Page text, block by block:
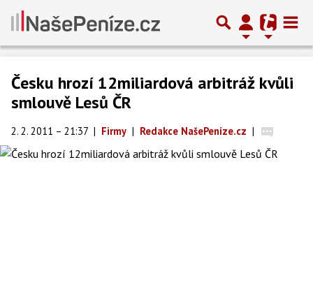
Česku hrozí 12miliardová arbitráž kvůli
smlouvě Lesů ČR
2. 2. 2011 – 21:37 | Firmy | Redakce NašePeníze.cz |